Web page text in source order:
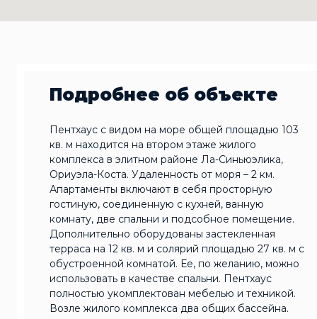
Подробнее об объекте
Пентхаус с видом на море общей площадью 103
кв. м находится на втором этаже жилого
комплекса в элитном районе Ла-Синьюэлика,
Ориуэла-Коста. Удаленность от моря – 2 км.
Апартаменты включают в себя просторную
гостиную, соединенную с кухней, ванную
комнату, две спальни и подсобное помещение.
Дополнительно оборудованы застекленная
терраса на 12 кв. м и солярий площадью 27 кв. м с
обустроенной комнатой. Ее, по желанию, можно
использовать в качестве спальни. Пентхаус
полностью укомплектован мебелью и техникой.
Возле жилого комплекса два общих бассейна.